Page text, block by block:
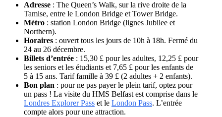
Adresse : The Queen’s Walk, sur la rive droite de la
Tamise, entre le London Bridge et Tower Bridge.
Métro : station London Bridge (lignes Jubilee et
Northern).
Horaires : ouvert tous les jours de 10h à 18h. Fermé du
24 au 26 décembre.
Billets d’entrée : 15,30 £ pour les adultes, 12,25 £ pour
les seniors et les étudiants et 7,65 £ pour les enfants de
5 à 15 ans. Tarif famille à 39 £ (2 adultes + 2 enfants).
Bon plan : pour ne pas payer le plein tarif, optez pour
un pass ! La visite du HMS Belfast est comprise dans le
Londres Explorer Pass et le London Pass. L’entrée
compte alors pour une attraction.